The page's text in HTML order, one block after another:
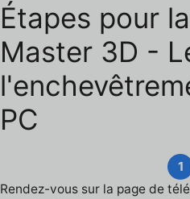
Étapes pour
Master 3D -
PC
1
Rendez-vous sur la page de